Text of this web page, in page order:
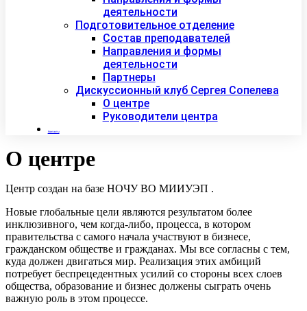
деятельности
Подготовительное отделение
Состав преподавателей
Направления и формы
деятельности
Партнеры
Дискуссионный клуб Сергея Сопелева
О центре
Руководители центра
Контакты
О центре
Центр создан на базе НОЧУ ВО МИИУЭП .
Новые глобальные цели являются результатом более
инклюзивного, чем когда-либо, процесса, в котором
правительства с самого начала участвуют в бизнесе,
гражданском обществе и гражданах. Мы все согласны с тем,
куда должен двигаться мир. Реализация этих амбиций
потребует беспрецедентных усилий со стороны всех слоев
общества, образование и бизнес должены сыграть очень
важную роль в этом процессе.